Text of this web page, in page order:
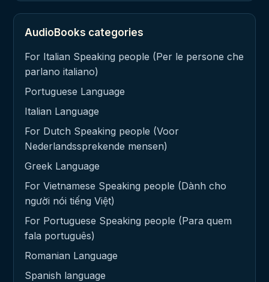
AudioBooks categories
For Italian Speaking people (Per le persone che
parlano italiano)
Portuguese Language
Italian Language
For Dutch Speaking people (Voor
Nederlandssprekende mensen)
Greek Language
For Vietnamese Speaking people (Dành cho
người nói tiếng Việt)
For Portuguese Speaking people (Para quem
fala português)
Romanian Language
Spanish language